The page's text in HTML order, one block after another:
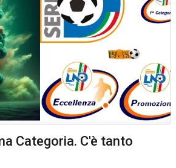
Categoria. C'è tanto